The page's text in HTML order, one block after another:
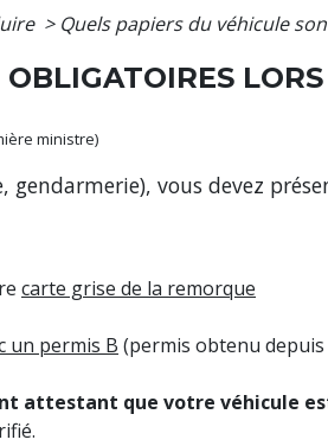
> Quels papiers du véhicule
ministre)
vous devez
carte grise de la remorque
un permis B (permis obtenu depuis
attestant que votre véhicule